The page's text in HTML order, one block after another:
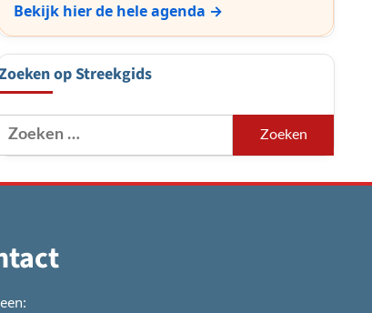
Bekijk hier de hele agenda →
op Streekgids
Zoeken